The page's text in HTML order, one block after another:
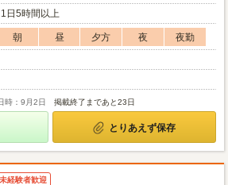
日5時間以上
朝 昼 夕方 夜
夜勤
時：9月2日 掲載終了まであと23日
とりあえず保存
未経験者歓迎